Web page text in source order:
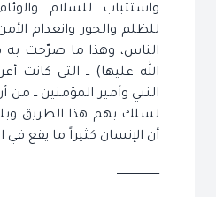
واستتباب للسلام
للظلم والجور وانعدام
الناس، وهذا ما صرّحت به
الله عليها) ــ التي كانت
النبي وأمير المؤمنين ــ من
لسلك بهم هذا الطريق
أن الإنسان كثيراً ما يقع في
ــــــــــــــــــــــــ